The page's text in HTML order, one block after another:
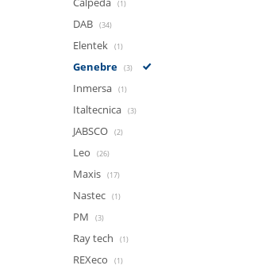
(1)
DAB (34)
Elentek (1)
Genebre (3)
Inmersa (1)
Italtecnica (3)
JABSCO (2)
Leo (26)
Maxis (17)
Nastec (1)
PM (3)
Ray tech (1)
REXeco (1)